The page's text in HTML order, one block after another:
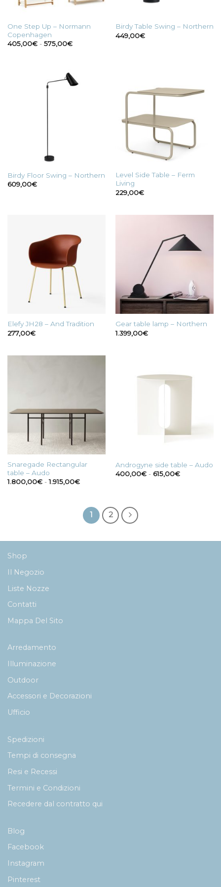
One Step Up – Normann
Copenhagen
405,00€ - 575,00€Fascia
a
575,00€
Birdy Table Swing – Northern
449,00€
Birdy Floor Swing – Northern
609,00€
Level Side Table – Ferm
Living
229,00€
Elefy JH28 – And Tradition
277,00€
Gear table lamp – Northern
1.399,00€
Snaregade Rectangular
table – Audo
1.800,00€ - 1.915,00€Fascia
1.800,00€
a
1.915,00€
Androgyne side table – Audo
400,00€ - 615,00€Fascia
1 2
Shop
Il Negozio
Liste Nozze
Contatti
Mappa Del Sito
Arredamento
Illuminazione
Outdoor
Accessori e Decorazioni
Ufficio
Spedizioni
Tempi di consegna
Resi e Recessi
Termini e Condizioni
Recedere dal contratto qui
Blog
Facebook
Instagram
Pinterest